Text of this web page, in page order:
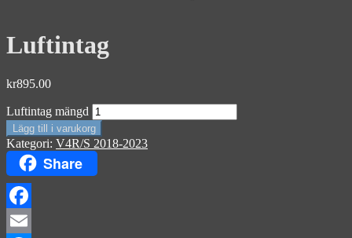
Luftintag
kr895.00
Luftintag mängd
Lägg till i varukorg
Kategori: V4R/S 2018-2023
Share
Facebook